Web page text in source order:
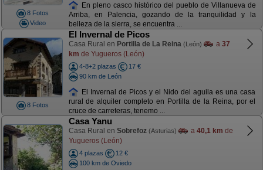
8 Fotos
Video
En pleno casco histórico del pueblo de Villanueva de
Arriba, en Palencia, gozando de la tranquilidad y la
belleza de la sierra, se encuentra ...
8 Fotos
El Invernal de Picos
Casa Rural en Portilla de La Reina (León) a 37
km de Yugueros (León)
4-8+2 plazas
17 €
90 km de León
El Invernal de Picos y el Nido del aguila es una casa
rural de alquiler completo en Portilla de la Reina, por el
cruce de carreteras, tenemo ...
Casa Yanu
Casa Rural en Sobrefoz (Asturias) a 40,1 km de
Yugueros (León)
4 plazas
12 €
100 km de Oviedo